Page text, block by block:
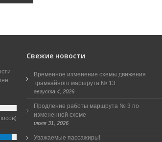
Свежие новости
Временное изменение схемы движения
трамвайного маршрута № 13
августа 4, 2026
Продление работы маршрута № 3 по
измененной схеме
июля 31, 2026
Уважаемые пассажиры!